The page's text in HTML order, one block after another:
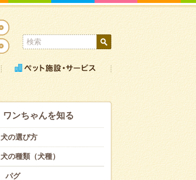
ワンちゃんを知る
犬の選び方
犬の種類（犬種）
パグ